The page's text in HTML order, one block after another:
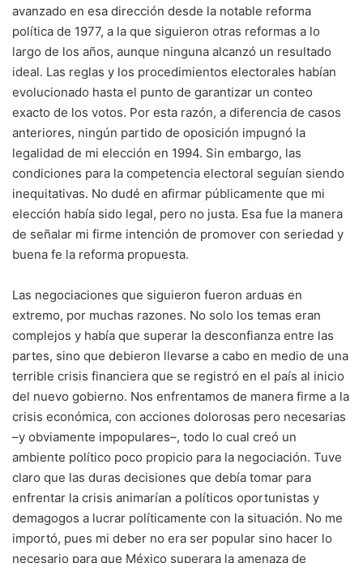
avanzado en esa dirección desde la notable reforma
política de 1977, a la que siguieron otras reformas a lo
largo de los años, aunque ninguna alcanzó un resultado
ideal. Las reglas y los procedimientos electorales habían
evolucionado hasta el punto de garantizar un conteo
exacto de los votos. Por esta razón, a diferencia de casos
anteriores, ningún partido de oposición impugnó la
legalidad de mi elección en 1994. Sin embargo, las
condiciones para la competencia electoral seguían siendo
inequitativas. No dudé en afirmar públicamente que mi
elección había sido legal, pero no justa. Esa fue la manera
de señalar mi firme intención de promover con seriedad y
buena fe la reforma propuesta.
Las negociaciones que siguieron fueron arduas en
extremo, por muchas razones. No solo los temas eran
complejos y había que superar la desconfianza entre las
partes, sino que debieron llevarse a cabo en medio de una
terrible crisis financiera que se registró en el país al inicio
del nuevo gobierno. Nos enfrentamos de manera firme a la
crisis económica, con acciones dolorosas pero necesarias
–y obviamente impopulares–, todo lo cual creó un
ambiente político poco propicio para la negociación. Tuve
claro que las duras decisiones que debía tomar para
enfrentar la crisis animarían a políticos oportunistas y
demagogos a lucrar políticamente con la situación. No me
importó, pues mi deber no era ser popular sino hacer lo
necesario para que México superara la amenaza de